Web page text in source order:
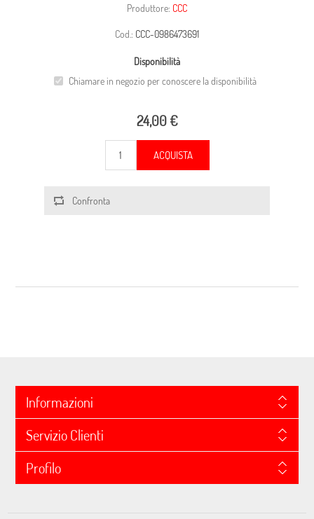
Produttore: CCC
Cod.: CCC-0986473691
Disponibilità
Chiamare in negozio per conoscere la disponibilità
24,00 €
ACQUISTA
Confronta
Informazioni
Servizio Clienti
Profilo